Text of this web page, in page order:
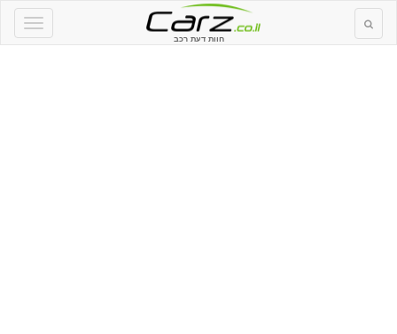
חוות דעת רכב